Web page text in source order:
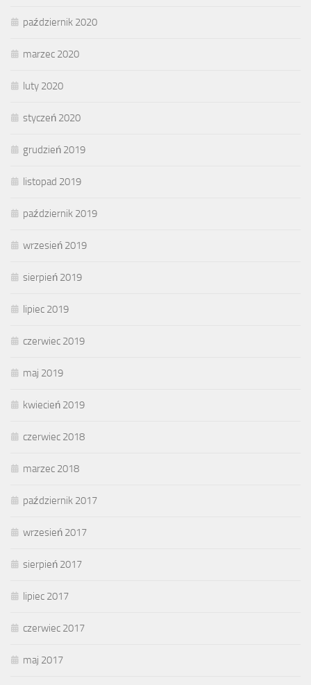
październik 2020
marzec 2020
luty 2020
styczeń 2020
grudzień 2019
listopad 2019
październik 2019
wrzesień 2019
sierpień 2019
lipiec 2019
czerwiec 2019
maj 2019
kwiecień 2019
czerwiec 2018
marzec 2018
październik 2017
wrzesień 2017
sierpień 2017
lipiec 2017
czerwiec 2017
maj 2017